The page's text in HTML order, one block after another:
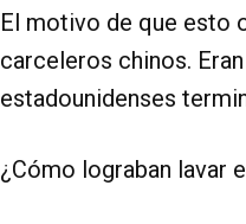
El motivo de que esto
carceleros chinos.
estadounidenses
¿Cómo lograban lavar